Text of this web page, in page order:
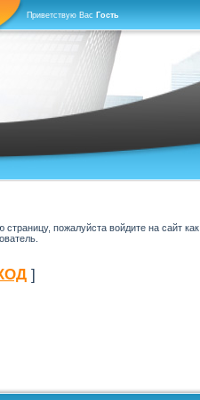
Приветствую Вас Гость
пожалуйста войдите на сайт как
]